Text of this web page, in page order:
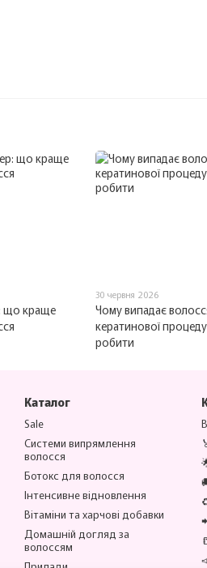
що краще
30 червня 2026
Чому випадає
кератинової
робити
Каталог
Sale
Системи випрямлення
волосся
Ботокс для волосся
Інтенсивне відновлення
Вітаміни та харчові добавки
Домашній догляд за
волоссям